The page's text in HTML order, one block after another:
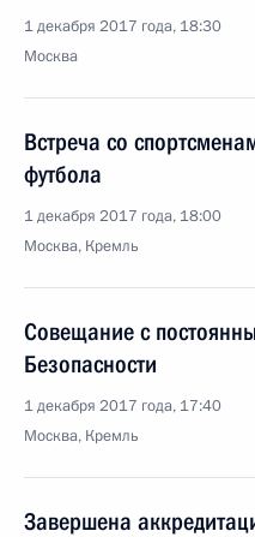
1 декабря 2017 года, 18:30
Москва
Встреча со
футбола
1 декабря 2017 года, 18:00
Москва, Кремль
Совещание с
Безопасности
1 декабря 2017 года, 17:40
Москва, Кремль
Завершена